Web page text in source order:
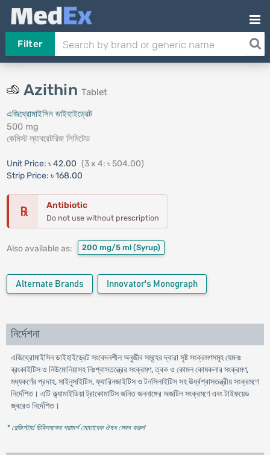
Filter
Azithin Tablet
এজিথ্রোমাইসিন ডাইহাইড্রেট
500 mg
কেমিস্ট ল্যাবরেটরিজ লিমিটেড
Unit Price: ৳ 42.00 (3 x 4: ৳ 504.00)
Strip Price: ৳ 168.00
℞ Antibiotic
Do not use without prescription
Also available as: 200 mg/5 ml (Syrup)
Alternate Brands Innovator's Monograph
নির্দেশনা
এজিথ্রোমাইসিন ডাইহাইড্রেট সংবেদনশীল অনুজীব সমূহের দ্বারা সৃষ্ট সংক্রমণসমূহ যেমনঃ
ব্রংকাইটিস ও নিউমোনিয়াসহ নিঃশ্বাসতন্ত্রের সংক্রমণ, ত্বক ও কোমল কোষকলার সংক্রমণ,
মধ্যকর্ণের প্রদাহ, সাইনুসাইটিস, ফ্যারিনজাইটিস ও টনসিলাইটিস সহ ঊর্ধ্বশ্বাসতন্ত্রীয় সংক্রমণে
নির্দেশিত। এটি ক্ল্যামাইডিয়া ট্রাকোমাটিস জনিত জননাঙ্গের অজটিল সংক্রমণে এবং টাইফয়েড
জ্বরেও নির্দেশিত।
* রেজিস্টার্ড চিকিৎসকের পরামর্শ মোতাবেক ঔষধ সেবন করুন'